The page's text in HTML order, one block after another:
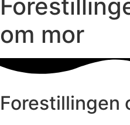
om mor
Forestillingen